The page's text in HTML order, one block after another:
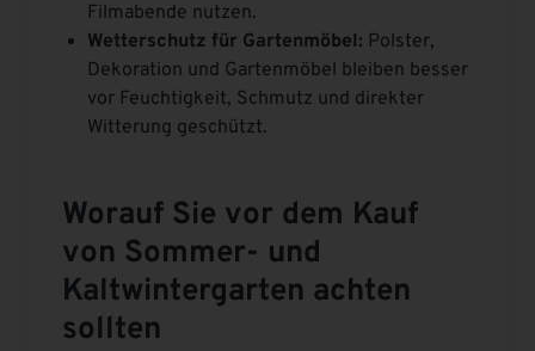
Filmabende nutzen.
Wetterschutz für Gartenmöbel: Polster,
Dekoration und Gartenmöbel bleiben besser
vor Feuchtigkeit, Schmutz und direkter
Witterung geschützt.
Worauf Sie vor dem Kauf
von Sommer- und
Kaltwintergarten achten
sollten